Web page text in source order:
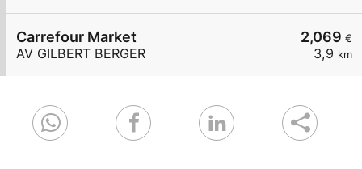
2,069 €
3,9 km
Carrefour Market
AV GILBERT BERGER